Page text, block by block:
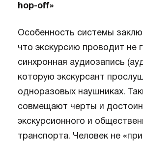
hop-off»
Особенность системы
что экскурсию проводит не
синхронная аудиозапись
которую экскурсант
одноразовых наушниках.
совмещают черты и
экскурсионного и
транспорта. Человек не